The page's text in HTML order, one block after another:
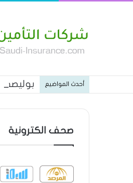
أحدث المواضيع بوليصة
صحف الكترونية